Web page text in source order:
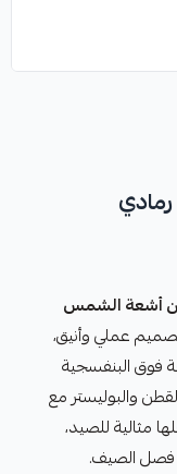
من أشعة الشمس
عملي وأنيق،
فوق البنفسجية
والبوليستر مع
مثالية للصيد،
فصل الصيف.